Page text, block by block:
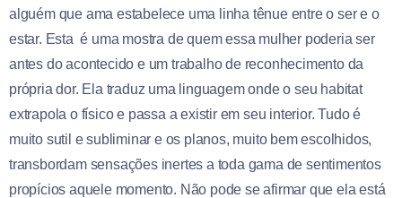
alguém que ama estabelece uma linha tênue entre o ser e o
estar. Esta é uma mostra de quem essa mulher poderia ser
antes do acontecido e um trabalho de reconhecimento da
própria dor. Ela traduz uma linguagem onde o seu habitat
extrapola o físico e passa a existir em seu interior. Tudo é
muito sutil e subliminar e os planos, muito bem escolhidos,
transbordam sensações inertes a toda gama de sentimentos
propícios aquele momento. Não pode se afirmar que ela está